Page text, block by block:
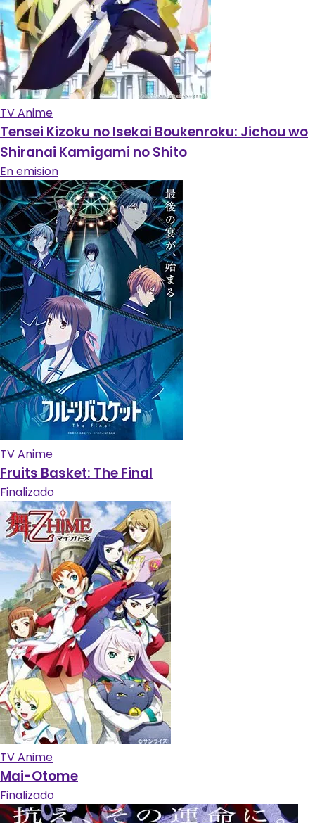
TV Anime
Tensei Kizoku no Isekai Boukenroku: Jichou wo
Shiranai Kamigami no Shito
En emision
TV Anime
Fruits Basket: The Final
Finalizado
TV Anime
Mai-Otome
Finalizado